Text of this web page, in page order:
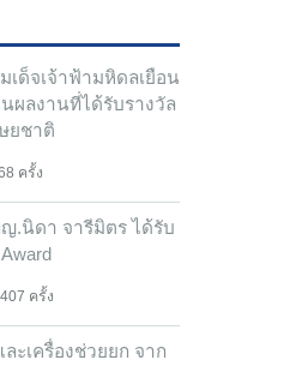
เด็จเจ้าฟ้ามหิดลเยือน
ผลงานที่ได้รับรางวัล
ยชาติ
ครั้ง
.นิดา จารีมิตร ได้รับ
ครั้ง
ะเครื่องช่วยยก จาก